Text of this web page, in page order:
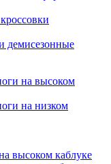
демисезонные
на высоком
на низком
высоком каблуке